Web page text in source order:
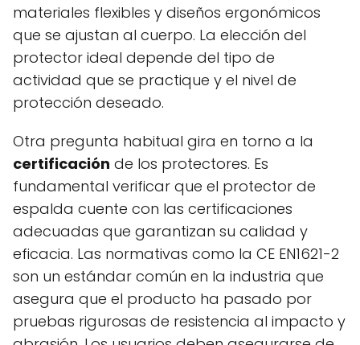
materiales flexibles y diseños ergonómicos
que se ajustan al cuerpo. La elección del
protector ideal depende del tipo de
actividad que se practique y el nivel de
protección deseado.
Otra pregunta habitual gira en torno a la
certificación de los protectores. Es
fundamental verificar que el protector de
espalda cuente con las certificaciones
adecuadas que garantizan su calidad y
eficacia. Las normativas como la CE EN1621-2
son un estándar común en la industria que
asegura que el producto ha pasado por
pruebas rigurosas de resistencia al impacto y